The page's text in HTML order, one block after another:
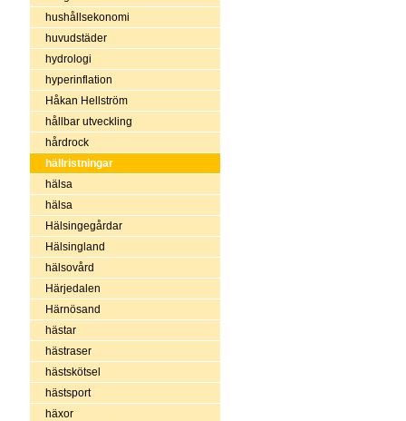
hushållsekonomi
huvudstäder
hydrologi
hyperinflation
Håkan Hellström
hållbar utveckling
hårdrock
hällristningar
hälsa
hälsa
Hälsingegårdar
Hälsingland
hälsovård
Härjedalen
Härnösand
hästar
hästraser
hästskötsel
hästsport
häxor